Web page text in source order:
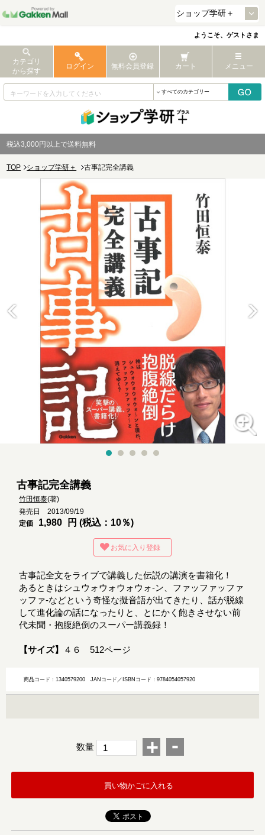
ようこそ、ゲストさま
カテゴリ
から探す
ログイン 無料会員登録 カート メニュー
税込3,000円以上で送料無料
TOP ショップ学研＋ 古事記完全講義
古事記完全講義
竹田恒泰(著)
発売日 2013/09/19
定価
1,980 円 (税込：10％)
お気に入り登録
古事記全文をライブで講義した伝説の講演を書籍化！
あるときはシュウォウォウォウォ-ン、ファッファッファ
ッファ-などという奇怪な擬音語が出てきたり、話が脱線
して進化論の話になったりと、とにかく飽きさせない前
代未聞・抱腹絶倒のスーパー講義録！
【サイズ】 ４６ 512ページ
商品コード：1340579200JANコード／ISBNコード：9784054057920
数量 + -
買い物かごに入れる